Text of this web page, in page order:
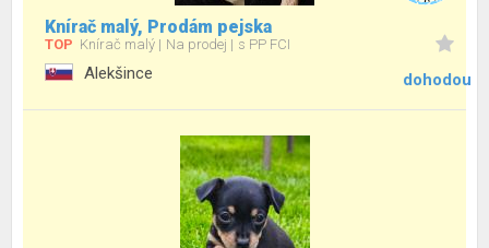
Knírač malý, Prodám pejska
TOP Knírač malý Na prodej s PP FCI
Alekšince dohodou